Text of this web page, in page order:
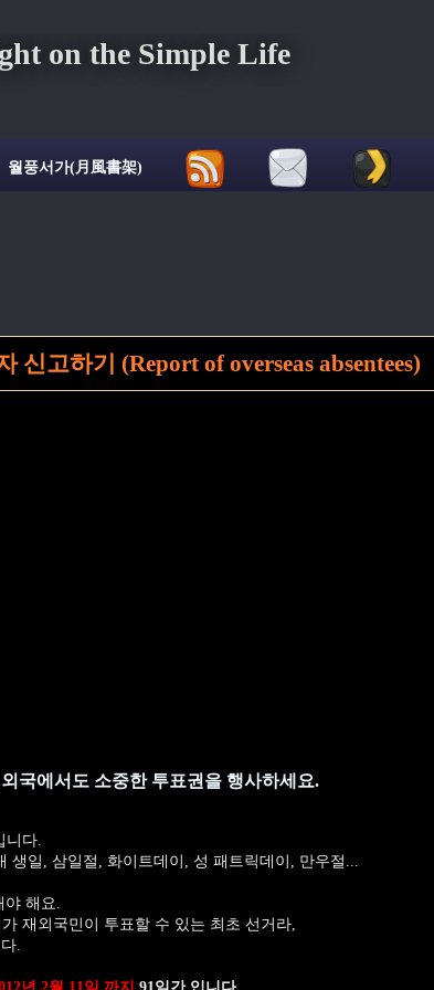
on the Simple Life
월풍서가(月風書架)
신고하기 (Report of overseas absentees)
국에서도 소중한 투표권을 행사하세요.
니다.
생일, 삼일절, 화이트데이, 성 패트릭데이, 만우절...
야 해요.
재외국민이 투표할 수 있는 최초 선거라,
.